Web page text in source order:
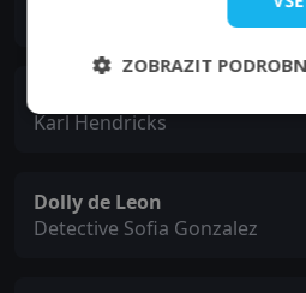
Karl Hendricks
Dolly de Leon
Detective Sofia Gonzalez
ZOBRAZIT